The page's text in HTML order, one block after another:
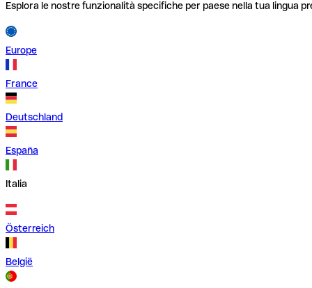
Esplora le nostre funzionalità specifiche per paese nella tua lingua
Europe
France
Deutschland
España
Italia
Österreich
België